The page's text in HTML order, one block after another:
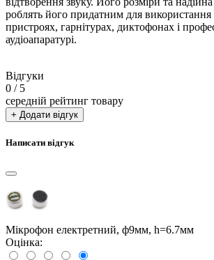
роблять його придатним для
пристроях, гарнітурах, диктофонах і
аудіоапаратурі.
Відгуки
0 / 5
середній рейтинг товару
+ Додати відгук
Написати відгук
Мікрофон електретний, ф9мм, h=6.7мм
Оцінка: